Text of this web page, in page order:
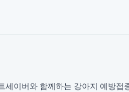
세이버와 함께하는 강아지 예방접